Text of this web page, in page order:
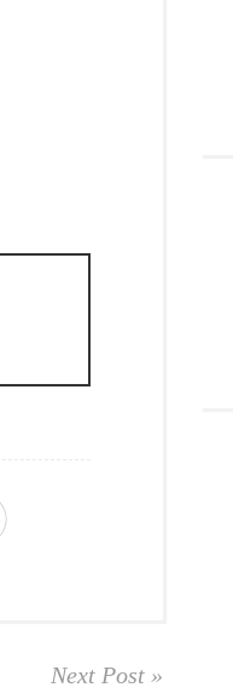
Next Post »